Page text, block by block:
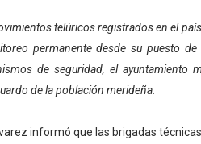
de Estudiantes de Mérida
y Secretaría Social
planta eléctrica para
telúricos registrados en el
permanente desde su puesto
de seguridad, el ayuntamiento
de la población merideña.
informó que las brigadas